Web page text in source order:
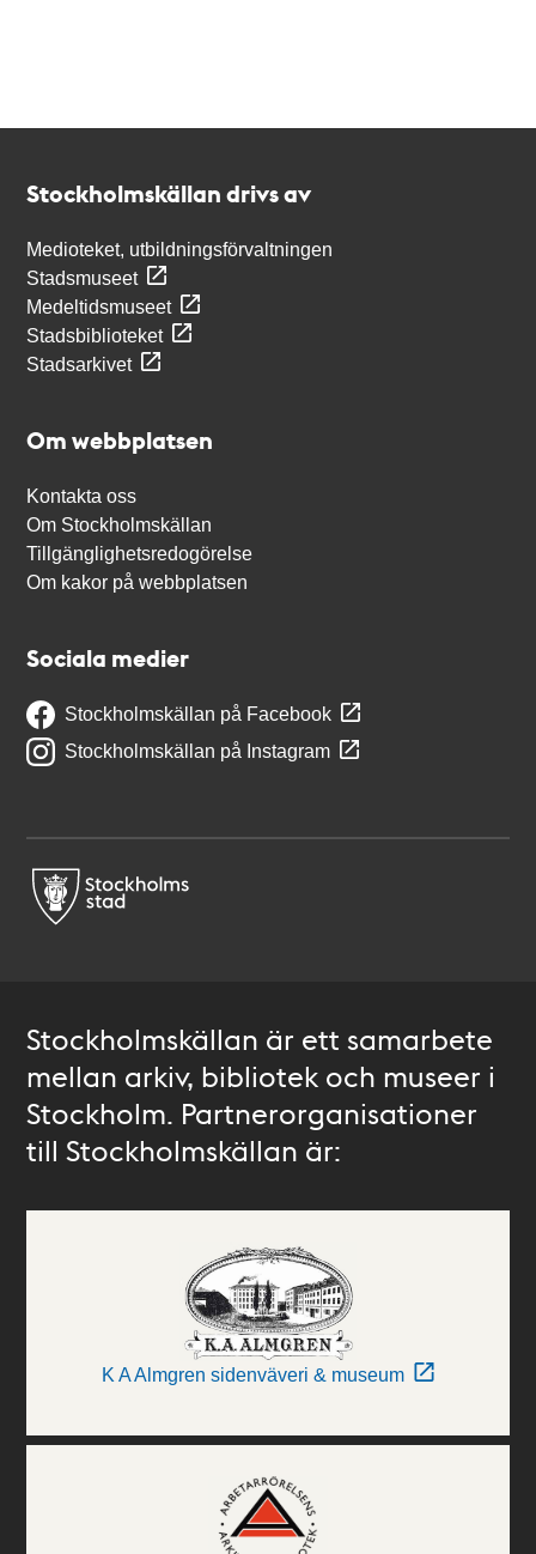
Stockholmskällan drivs av
Medioteket, utbildningsförvaltningen
Stadsmuseet
Medeltidsmuseet
Stadsbiblioteket
Stadsarkivet
Om webbplatsen
Kontakta oss
Om Stockholmskällan
Tillgänglighetsredogörelse
Om kakor på webbplatsen
Sociala medier
Stockholmskällan på Facebook
Stockholmskällan på Instagram
Stockholmskällan är ett samarbete
mellan arkiv, bibliotek och museer i
Stockholm. Partnerorganisationer
till Stockholmskällan är:
K A Almgren sidenväveri & museum